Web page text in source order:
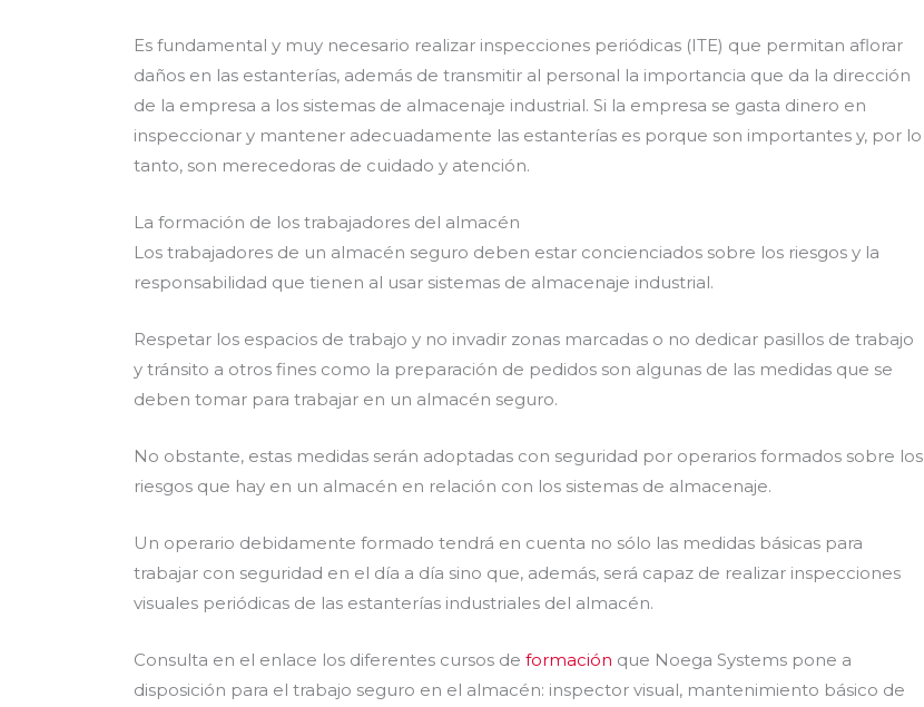
Es fundamental y muy necesario realizar inspecciones periódicas (ITE) que permitan aflorar
daños en las estanterías, además de transmitir al personal la importancia que da la dirección
de la empresa a los sistemas de almacenaje industrial. Si la empresa se gasta dinero en
inspeccionar y mantener adecuadamente las estanterías es porque son importantes y, por lo
tanto, son merecedoras de cuidado y atención.
La formación de los trabajadores del almacén
Los trabajadores de un almacén seguro deben estar concienciados sobre los riesgos y la
responsabilidad que tienen al usar sistemas de almacenaje industrial.
Respetar los espacios de trabajo y no invadir zonas marcadas o no dedicar pasillos de trabajo
y tránsito a otros fines como la preparación de pedidos son algunas de las medidas que se
deben tomar para trabajar en un almacén seguro.
No obstante, estas medidas serán adoptadas con seguridad por operarios formados sobre los
riesgos que hay en un almacén en relación con los sistemas de almacenaje.
Un operario debidamente formado tendrá en cuenta no sólo las medidas básicas para
trabajar con seguridad en el día a día sino que, además, será capaz de realizar inspecciones
visuales periódicas de las estanterías industriales del almacén.
Consulta en el enlace los diferentes cursos deformación que Noega Systems pone a
disposición para el trabajo seguro en el almacén: inspector visual, mantenimiento básico de